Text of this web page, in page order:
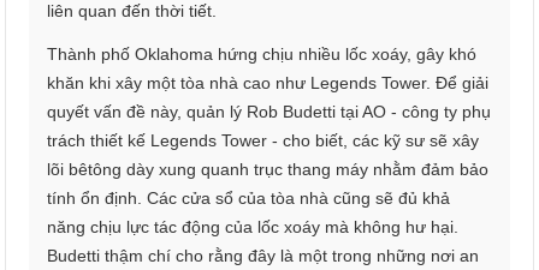
liên quan đến thời tiết.
Thành phố Oklahoma hứng chịu nhiều lốc xoáy, gây khó
khăn khi xây một tòa nhà cao như Legends Tower. Để giải
quyết vấn đề này, quản lý Rob Budetti tại AO - công ty phụ
trách thiết kế Legends Tower - cho biết, các kỹ sư sẽ xây
lõi bêtông dày xung quanh trục thang máy nhằm đảm bảo
tính ổn định. Các cửa sổ của tòa nhà cũng sẽ đủ khả
năng chịu lực tác động của lốc xoáy mà không hư hại.
Budetti thậm chí cho rằng đây là một trong những nơi an